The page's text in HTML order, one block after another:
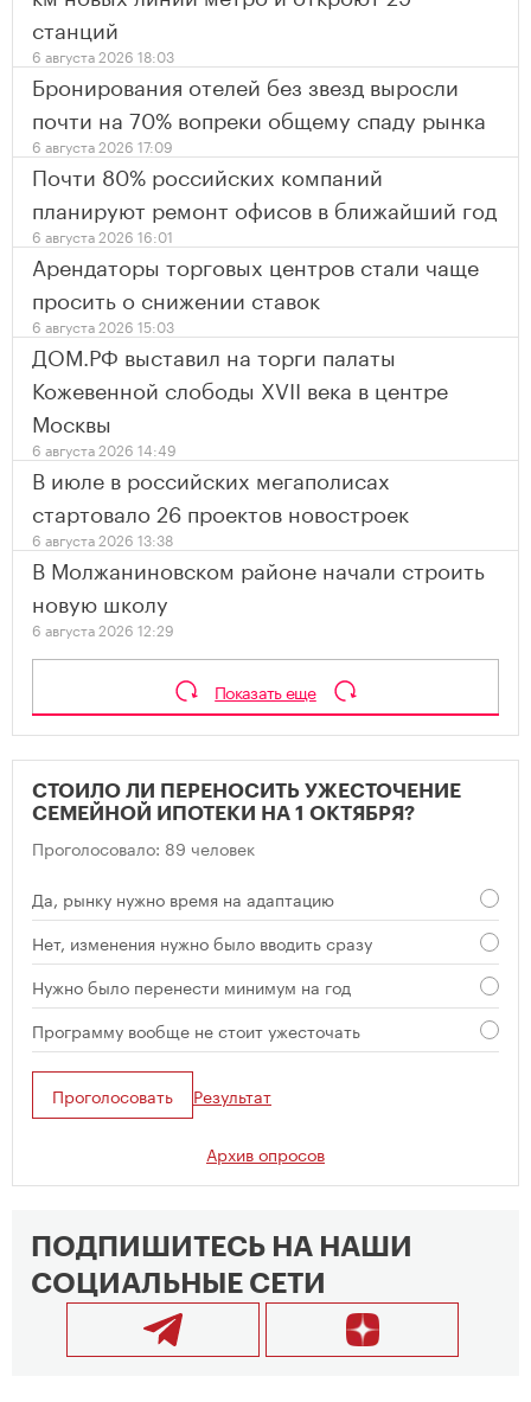
станций
6 августа 2026 18:03
Бронирования отелей без звезд выросли
почти на 70% вопреки общему спаду рынка
6 августа 2026 17:09
Почти 80% российских компаний
планируют ремонт офисов в ближайший год
6 августа 2026 16:01
Арендаторы торговых центров стали чаще
просить о снижении ставок
6 августа 2026 15:03
ДОМ.РФ выставил на торги палаты
Кожевенной слободы XVII века в центре
Москвы
6 августа 2026 14:49
В июле в российских мегаполисах
стартовало 26 проектов новостроек
6 августа 2026 13:38
В Молжаниновском районе начали строить
новую школу
6 августа 2026 12:29
Показать еще
СТОИЛО ЛИ ПЕРЕНОСИТЬ УЖЕСТОЧЕНИЕ
СЕМЕЙНОЙ ИПОТЕКИ НА 1 ОКТЯБРЯ?
Проголосовало: 89 человек
Да, рынку нужно время на адаптацию
Нет, изменения нужно было вводить сразу
Нужно было перенести минимум на год
Программу вообще не стоит ужесточать
Проголосовать Результат
Архив опросов
ПОДПИШИТЕСЬ НА НАШИ
СОЦИАЛЬНЫЕ СЕТИ